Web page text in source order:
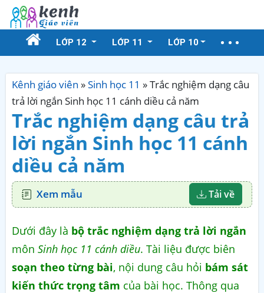
LỚP 12 LỚP 11 LỚP 10
Kênh giáo viên »Sinh học 11 »Trắc nghiệm dạng câu
trả lời ngắn Sinh học 11 cánh diều cả năm
Trắc nghiệm dạng câu trả
lời ngắn Sinh học 11 cánh
diều cả năm
Xem mẫu Tải về
Dưới đây là bộ trắc nghiệm dạng trả lời ngắn
môn Sinh học 11 cánh diều. Tài liệu được biên
soạn theo từng bài, nội dung câu hỏi bám sát
kiến thức trọng tâm của bài học. Thông qua